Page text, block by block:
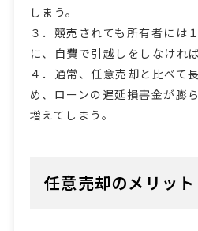
しまう。
３．競売されても所有者には
に、自費で引越しをしなけれ
４．通常、任意売却と比べて
め、ローンの遅延損害金が膨
増えてしまう。
任意売却のメリット